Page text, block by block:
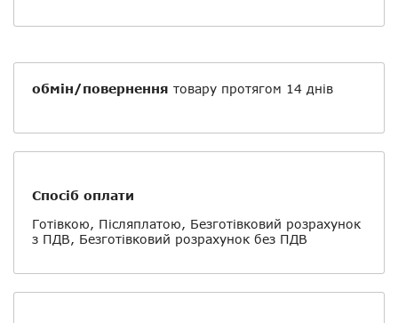
обмін/повернення товару протягом 14 днів
Спосіб оплати
Готівкою, Післяплатою, Безготівковий розрахунок
з ПДВ, Безготівковий розрахунок без ПДВ